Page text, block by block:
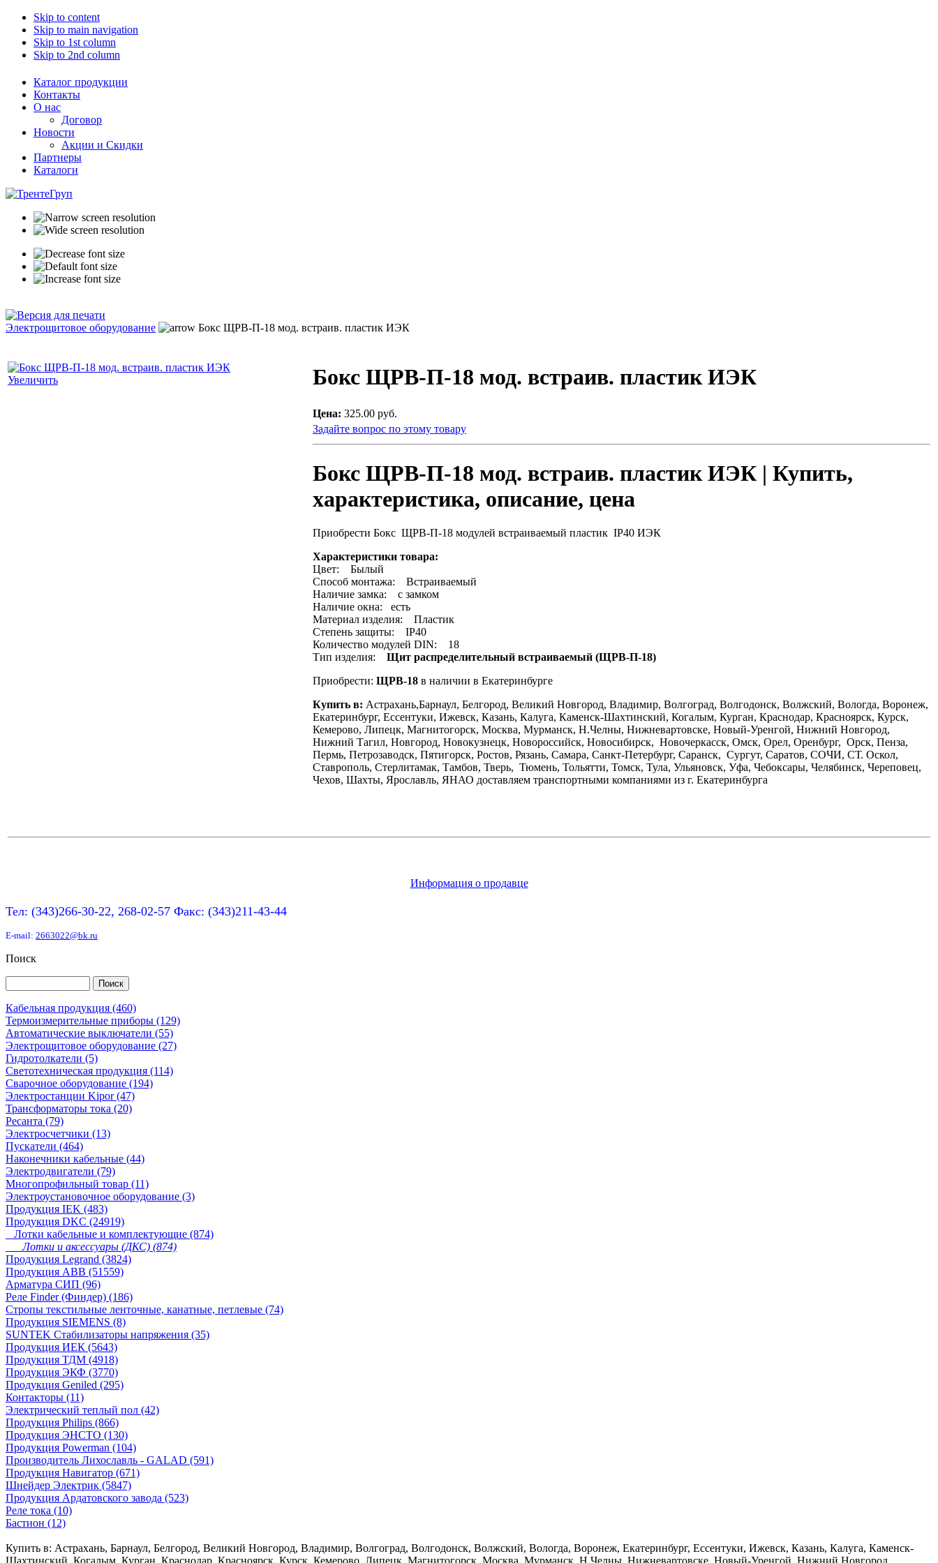
Skip to content
Skip to main navigation
Skip to 1st column
Skip to 2nd column
Каталог продукции
Контакты
О нас
Договор
Новости
Акции и Скидки
Партнеры
Каталоги
Электрощитовое оборудование Бокс ЩРВ-П-18 мод. встраив. пластик ИЭК
Увеличить Бокс ЩРВ-П-18 мод. встраив. пластик ИЭК
Цена: 325.00 руб.
Задайте вопрос по этому товару
Бокс ЩРВ-П-18 мод. встраив. пластик ИЭК | Купить,
характеристика, описание, цена
Приобрести Бокс ЩРВ-П-18 модулей встраиваемый пластик IP40 ИЭК
Характеристики товара:
Цвет: Былый
Способ монтажа: Встраиваемый
Наличие замка: с замком
Наличие окна: есть
Материал изделия: Пластик
Степень защиты: IP40
Количество модулей DIN: 18
Тип изделия: Щит распределительный встраиваемый (ЩРВ-П-18)
Приобрести: ЩРВ-18 в наличии в Екатеринбурге
Купить в: Астрахань,Барнаул, Белгород, Великий Новгород, Владимир, Волгоград, Волгодонск, Волжский, Вологда, Воронеж,
Екатеринбург, Ессентуки, Ижевск, Казань, Калуга, Каменск-Шахтинский, Когалым, Курган, Краснодар, Красноярск, Курск,
Кемерово, Липецк, Магнитогорск, Москва, Мурманск, Н.Челны, Нижневартовске, Новый-Уренгой, Нижний Новгород,
Нижний Тагил, Новгород, Новокузнецк, Новороссийск, Новосибирск, Новочеркасск, Омск, Орел, Оренбург, Орск, Пенза,
Пермь, Петрозаводск, Пятигорск, Ростов, Рязань, Самара, Санкт-Петербург, Саранск, Сургут, Саратов, СОЧИ, СТ. Оскол,
Ставрополь, Стерлитамак, Тамбов, Тверь, Тюмень, Тольятти, Томск, Тула, Ульяновск, Уфа, Чебоксары, Челябинск, Череповец,
Чехов, Шахты, Ярославль, ЯНАО доставляем транспортными компаниями из г. Екатеринбурга
Информация о продавце
Тел: (343)266-30-22, 268-02-57 Факс: (343)211-43-44
E-mail: 2663022@bk.ru
Поиск
Кабельная продукция (460)
Термоизмерительные приборы (129)
Автоматические выключатели (55)
Электрощитовое оборудование (27)
Гидротолкатели (5)
Светотехническая продукция (114)
Сварочное оборудование (194)
Электростанции Kipor (47)
Трансформаторы тока (20)
Ресанта (79)
Электросчетчики (13)
Пускатели (464)
Наконечники кабельные (44)
Электродвигатели (79)
Многопрофильный товар (11)
Электроустановочное оборудование (3)
Продукция IEK (483)
Продукция DKC (24919)
Лотки кабельные и комплектующие (874)
Лотки и аксессуары (ДКС) (874)
Продукция Legrand (3824)
Продукция ABB (51559)
Арматура СИП (96)
Реле Finder (Финдер) (186)
Стропы текстильные ленточные, канатные, петлевые (74)
Продукция SIEMENS (8)
SUNTEK Стабилизаторы напряжения (35)
Продукция ИЕК (5643)
Продукция ТДМ (4918)
Продукция ЭКФ (3770)
Продукция Geniled (295)
Контакторы (11)
Электрический теплый пол (42)
Продукция Philips (866)
Продукция ЭНСТО (130)
Продукция Powerman (104)
Производитель Лихославль - GALAD (591)
Продукция Навигатор (671)
Шнейдер Электрик (5847)
Продукция Ардатовского завода (523)
Реле тока (10)
Бастион (12)
Купить в: Астрахань, Барнаул, Белгород, Великий Новгород, Владимир, Волгоград, Волгодонск, Волжский, Вологда, Воронеж, Екатеринбург, Ессентуки, Ижевск, Казань, Калуга, Каменск-